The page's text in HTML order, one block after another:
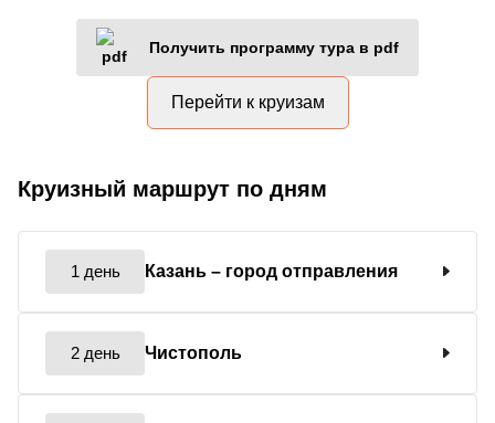
Получить программу тура в pdf
Перейти к круизам
Круизный маршрут по дням
1 день Казань – город отправления
2 день Чистополь